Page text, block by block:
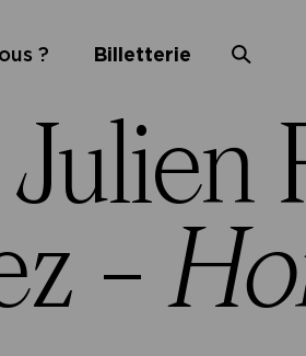
? Billetterie
Julien
–